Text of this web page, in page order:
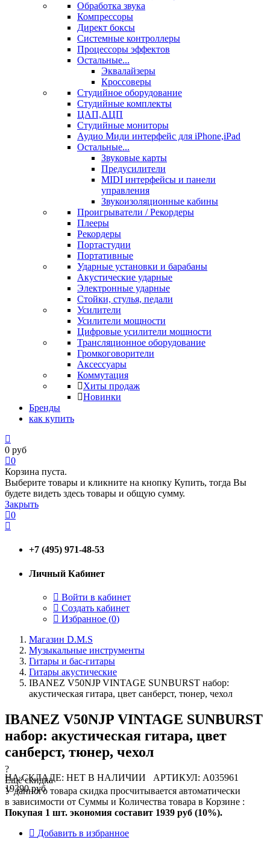
Обработка звука
Компрессоры
Директ боксы
Системные контроллеры
Процессоры эффектов
Остальные...
Эквалайзеры
Кроссоверы
Студийное оборудование
Студийные комплекты
ЦАП,АЦП
Студийные мониторы
Аудио Миди интерфейс для iPhone,iPad
Остальные...
Звуковые карты
Предусилители
MIDI интерфейсы и панели
управления
Звукоизоляционные кабины
Проигрыватели / Рекордеры
Плееры
Рекордеры
Портастудии
Портативные
Ударные установки и барабаны
Акустические ударные
Электронные ударные
Стойки, стулья, педали
Усилители
Усилители мощности
Цифровые усилители мощности
Трансляционное оборудование
Громкоговорители
Аксессуары
Коммутация
Хиты продаж
Новинки
Бренды
как купить
0 руб
0
Корзина пуста.
Выберите товары и кликните на кнопку Купить, тогда Вы
будете видеть здесь товары и общую сумму.
Закрыть
0
+7 (495) 971-48-53
Личный Кабинет
Войти в кабинет
Создать кабинет
Избранное (0)
Магазин D.M.S
Музыкальные инструменты
Гитары и бас-гитары
Гитары акустические
IBANEZ V50NJP VINTAGE SUNBURST набор:
акустическая гитара, цвет санберст, тюнер, чехол
IBANEZ V50NJP VINTAGE SUNBURST
набор: акустическая гитара, цвет
санберст, тюнер, чехол
НА СКЛАДЕ: НЕТ В НАЛИЧИИ АРТИКУЛ: A035961
19390 руб
?
Ещё скидка
У данного товара скидка просчитывается автоматически
в зависимости от Суммы и Количества товара в Корзине :
Покупая 1 шт. экономия составит 1939 руб (10%).
Добавить в избранное